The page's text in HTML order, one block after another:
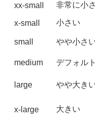
xx-small 非常に小
x-small 小さい
small やや小さ
medium デフォルト
large やや大き
x-large 大きい